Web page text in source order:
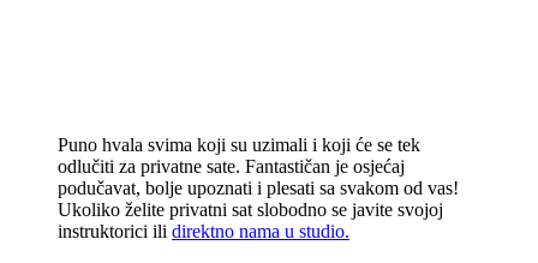
Puno hvala svima koji su uzimali i koji će se tek
odlučiti za privatne sate. Fantastičan je osjećaj
podučavat, bolje upoznati i plesati sa svakom od vas!
Ukoliko želite privatni sat slobodno se javite svojoj
instruktorici ili direktno nama u studio.